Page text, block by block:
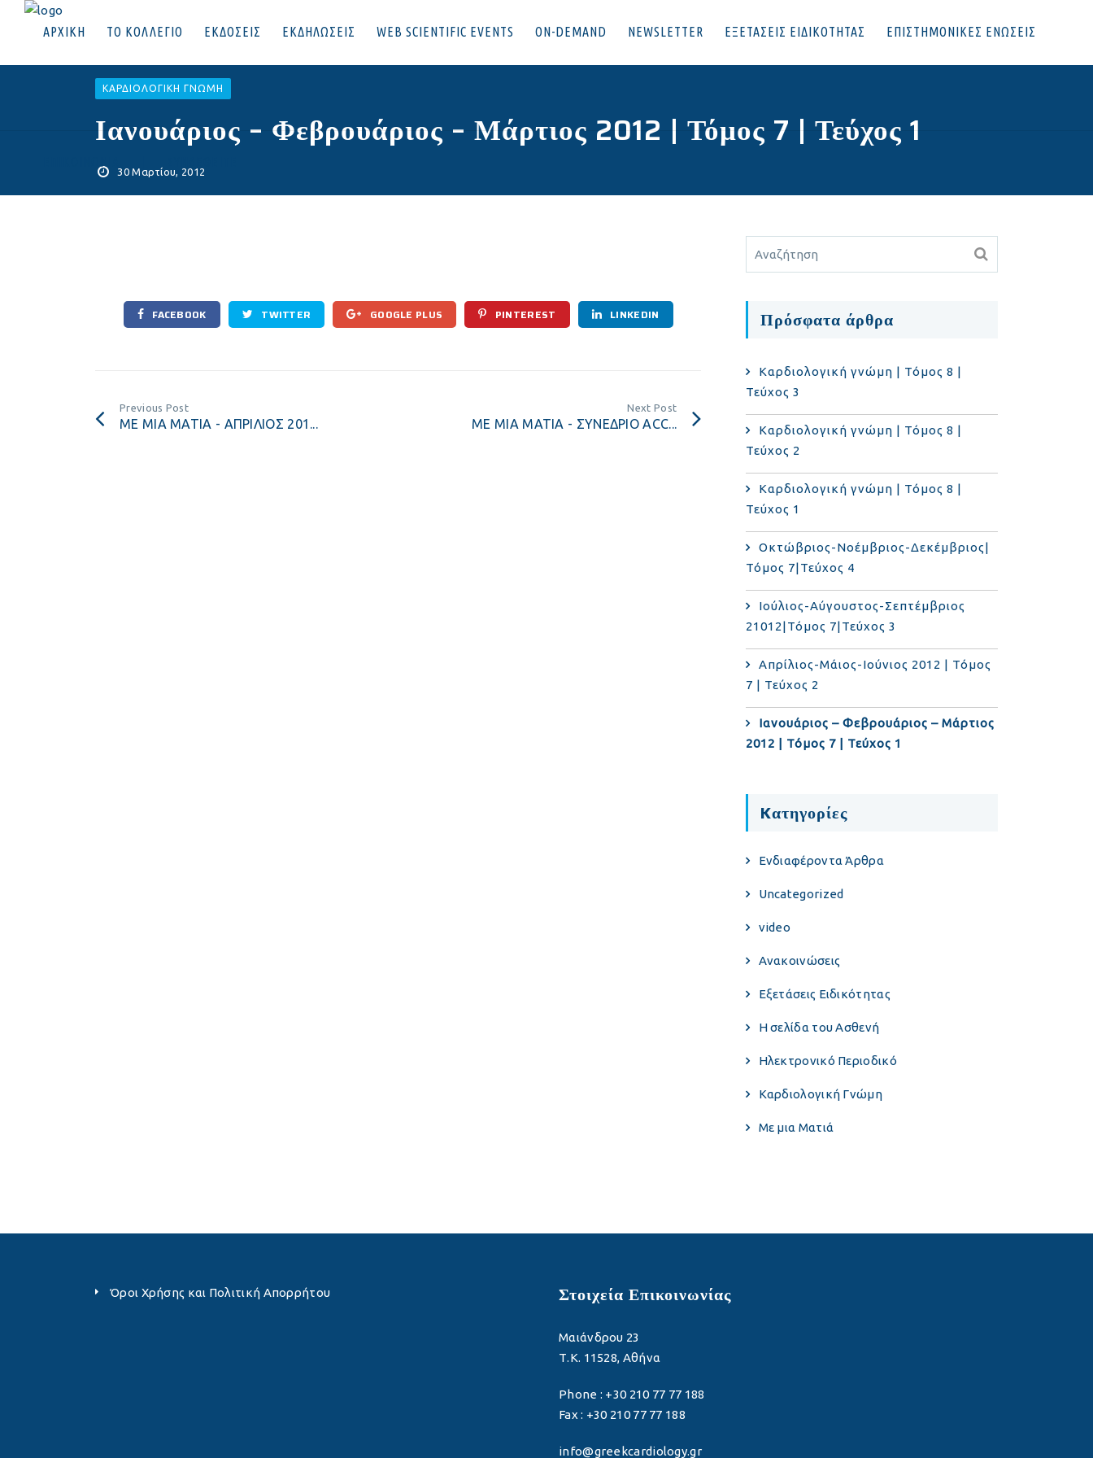
ΑΡΧΙΚΗ ΤΟ ΚΟΛΛΕΓΙΟ ΕΚΔΟΣΕΙΣ ΕΚΔΗΛΩΣΕΙΣ WEB SCIENTIFIC EVENTS ON-DEMAND NEWSLETTER ΕΞΕΤΑΣΕΙΣ ΕΙΔΙΚΟΤΗΤΑΣ ΕΠΙΣΤΗΜΟΝΙΚΕΣ ΕΝΩΣΕΙΣ
ΚΑΡΔΙΟΛΟΓΙΚΉ ΓΝΏΜΗ
Ιανουάριος – Φεβρουάριος – Μάρτιος 2012 | Τόμος 7 | Τεύχος 1
30 Μαρτίου, 2012
FACEBOOK TWITTER GOOGLE PLUS PINTEREST LINKEDIN
Previous Post
ΜΕ ΜΙΑ ΜΑΤΙΑ - ΑΠΡΙΛΙΟΣ 201...
Next Post
ΜΕ ΜΙΑ ΜΑΤΙΑ - ΣΥΝΕΔΡΙΟ ACC...
Πρόσφατα άρθρα
Καρδιολογική γνώμη | Τόμος 8 |
Τεύχος 3
Καρδιολογική γνώμη | Τόμος 8 |
Τεύχος 2
Καρδιολογική γνώμη | Τόμος 8 |
Τεύχος 1
Οκτώβριος-Νοέμβριος-Δεκέμβριος|
Τόμος 7|Τεύχος 4
Ιούλιος-Αύγουστος-Σεπτέμβριος
21012|Τόμος 7|Τεύχος 3
Απρίλιος-Μάιος-Ιούνιος 2012 | Τόμος
7 | Τεύχος 2
Ιανουάριος – Φεβρουάριος – Μάρτιος
2012 | Τόμος 7 | Τεύχος 1
Kατηγορίες
Eνδιαφέροντα Άρθρα
Uncategorized
video
Ανακοινώσεις
Εξετάσεις Ειδικότητας
Η σελίδα του Ασθενή
Ηλεκτρονικό Περιοδικό
Καρδιολογική Γνώμη
Με μια Ματιά
Όροι Χρήσης και Πολιτική Απορρήτου Στοιχεία Επικοινωνίας
Μαιάνδρου 23
Τ.Κ. 11528, Αθήνα
Phone : +30 210 77 77 188
Fax : +30 210 77 77 188
info@greekcardiology.gr